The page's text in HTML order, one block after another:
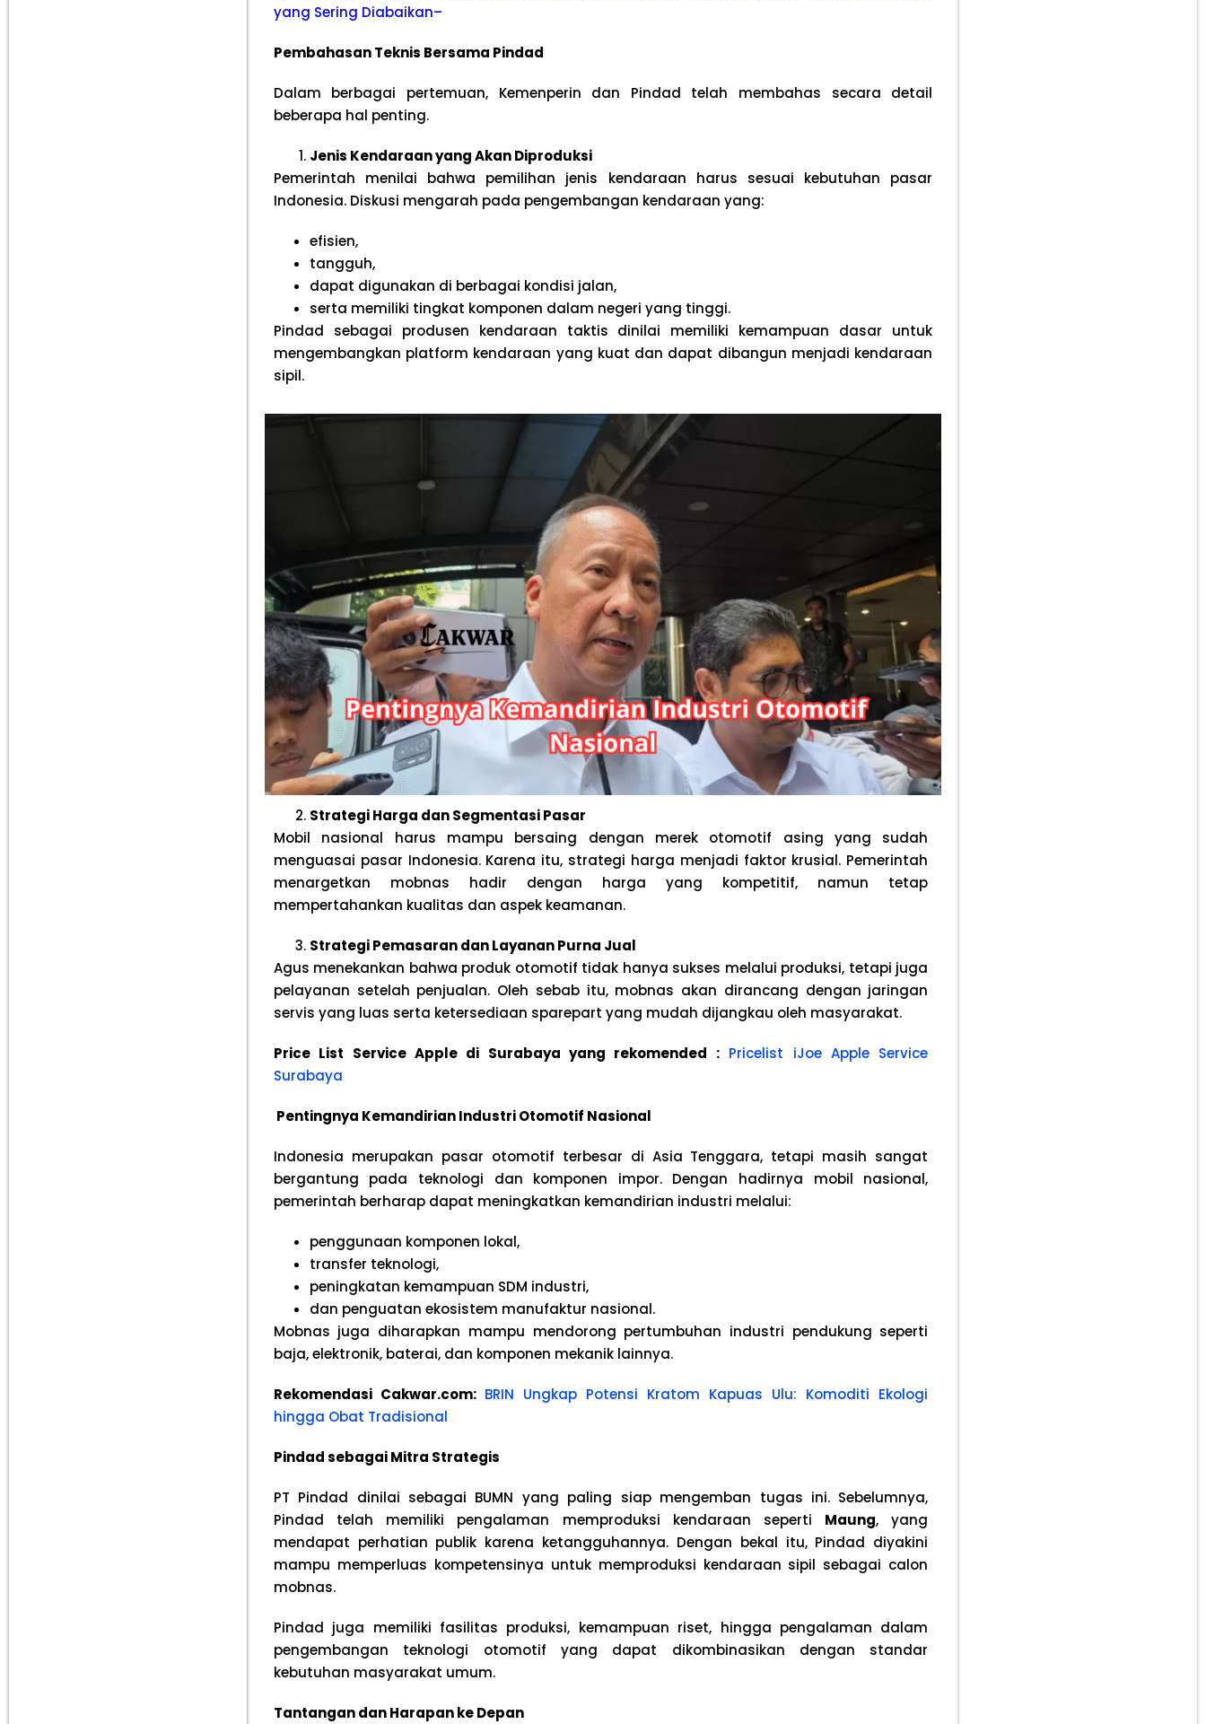
yang Sering Diabaikan–
Pembahasan Teknis Bersama Pindad
Dalam berbagai pertemuan, Kemenperin dan Pindad telah membahas secara detail
beberapa hal penting.
Jenis Kendaraan yang Akan Diproduksi
Pemerintah menilai bahwa pemilihan jenis kendaraan harus sesuai kebutuhan pasar
Indonesia. Diskusi mengarah pada pengembangan kendaraan yang:
efisien,
tangguh,
dapat digunakan di berbagai kondisi jalan,
serta memiliki tingkat komponen dalam negeri yang tinggi.
Pindad sebagai produsen kendaraan taktis dinilai memiliki kemampuan dasar untuk
mengembangkan platform kendaraan yang kuat dan dapat dibangun menjadi kendaraan
sipil.
Strategi Harga dan Segmentasi Pasar
Mobil nasional harus mampu bersaing dengan merek otomotif asing yang sudah
menguasai pasar Indonesia. Karena itu, strategi harga menjadi faktor krusial. Pemerintah
menargetkan mobnas hadir dengan harga yang kompetitif, namun tetap
mempertahankan kualitas dan aspek keamanan.
Strategi Pemasaran dan Layanan Purna Jual
Agus menekankan bahwa produk otomotif tidak hanya sukses melalui produksi, tetapi juga
pelayanan setelah penjualan. Oleh sebab itu, mobnas akan dirancang dengan jaringan
servis yang luas serta ketersediaan sparepart yang mudah dijangkau oleh masyarakat.
Price List Service Apple di Surabaya yang rekomended : Pricelist iJoe Apple Service
Surabaya
Pentingnya Kemandirian Industri Otomotif Nasional
Indonesia merupakan pasar otomotif terbesar di Asia Tenggara, tetapi masih sangat
bergantung pada teknologi dan komponen impor. Dengan hadirnya mobil nasional,
pemerintah berharap dapat meningkatkan kemandirian industri melalui:
penggunaan komponen lokal,
transfer teknologi,
peningkatan kemampuan SDM industri,
dan penguatan ekosistem manufaktur nasional.
Mobnas juga diharapkan mampu mendorong pertumbuhan industri pendukung seperti
baja, elektronik, baterai, dan komponen mekanik lainnya.
Rekomendasi Cakwar.com: BRIN Ungkap Potensi Kratom Kapuas Ulu: Komoditi Ekologi
hingga Obat Tradisional
Pindad sebagai Mitra Strategis
PT Pindad dinilai sebagai BUMN yang paling siap mengemban tugas ini. Sebelumnya,
Pindad telah memiliki pengalaman memproduksi kendaraan seperti Maung, yang
mendapat perhatian publik karena ketangguhannya. Dengan bekal itu, Pindad diyakini
mampu memperluas kompetensinya untuk memproduksi kendaraan sipil sebagai calon
mobnas.
Pindad juga memiliki fasilitas produksi, kemampuan riset, hingga pengalaman dalam
pengembangan teknologi otomotif yang dapat dikombinasikan dengan standar
kebutuhan masyarakat umum.
Tantangan dan Harapan ke Depan